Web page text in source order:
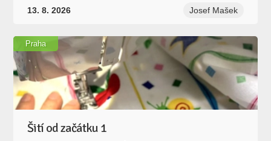
Šití od začátku 1
Naučíme se úplným základům ručního a strojového šití tak,
zkušenostech z kurzů, které trvají celý den a informací je tak